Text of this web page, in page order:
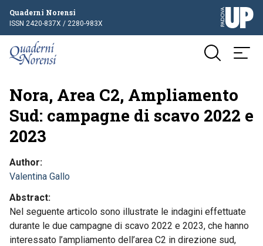
Quaderni Norensi
ISSN 2420-837X / 2280-983X
Nora, Area C2, Ampliamento
Sud: campagne di scavo 2022 e
2023
Author
Valentina Gallo
Abstract
Nel seguente articolo sono illustrate le indagini effettuate
durante le due campagne di scavo 2022 e 2023, che hanno
interessato l’ampliamento dell’area C2 in direzione sud,